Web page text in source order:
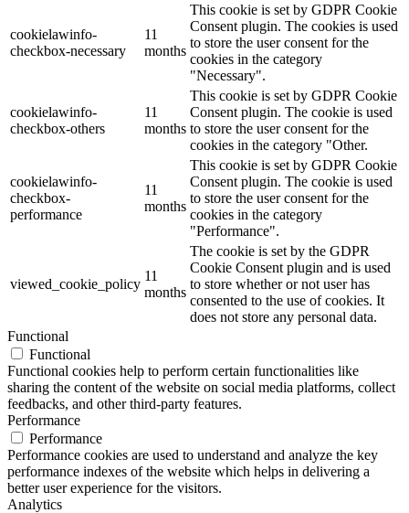
cookielawinfo-
checkbox-necessary
11
months
This cookie is set by GDPR Cookie
Consent plugin. The cookies is used
to store the user consent for the
cookies in the category
"Necessary".
cookielawinfo-
checkbox-others
11
months
This cookie is set by GDPR Cookie
Consent plugin. The cookie is used
to store the user consent for the
cookies in the category "Other.
cookielawinfo-
checkbox-
performance
11
months
This cookie is set by GDPR Cookie
Consent plugin. The cookie is used
to store the user consent for the
cookies in the category
"Performance".
viewed_cookie_policy
11
months
The cookie is set by the GDPR
Cookie Consent plugin and is used
to store whether or not user has
consented to the use of cookies. It
does not store any personal data.
Functional
Functional
Functional cookies help to perform certain functionalities like
sharing the content of the website on social media platforms, collect
feedbacks, and other third-party features.
Performance
Performance
Performance cookies are used to understand and analyze the key
performance indexes of the website which helps in delivering a
better user experience for the visitors.
Analytics